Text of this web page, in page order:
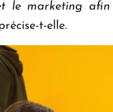
le marketing
t-elle.